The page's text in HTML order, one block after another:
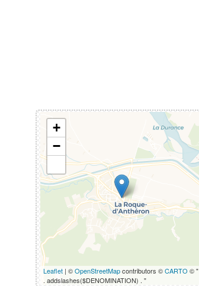
+
−
Leaflet | ©OpenStreetMapcontributors ©CARTO © "
. addslashes($DENOMINATION) . "